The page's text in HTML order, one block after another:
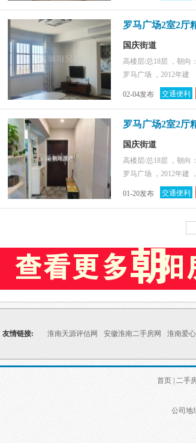
罗马广场2室2厅
国庆街道
高楼层/总18层 ，朝向
罗马广场 ，2012年建
02-04发布 交通便利
罗马广场2室2厅
国庆街道
高楼层/总18层 ，朝向
罗马广场 ，2012年建
01-20发布 交通便利
友情链接: 淮南天源评估网 安徽淮南二手房网 淮南爱
首页| 二手
公司地